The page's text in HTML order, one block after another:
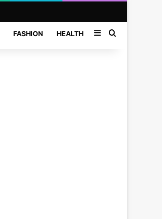
FASHION HEALTH SidebarSearch for